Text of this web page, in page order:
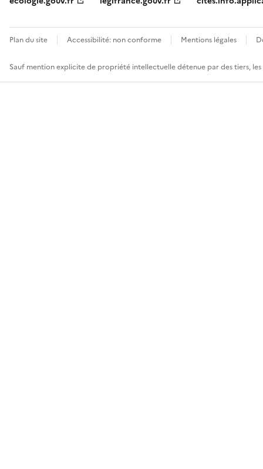
Plan du site Accessibilité: non conforme Mentions légales
Sauf mention explicite de propriété intellectuelle détenue par des tiers,